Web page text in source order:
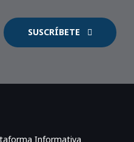
SUSCRÍBETE
Informativa